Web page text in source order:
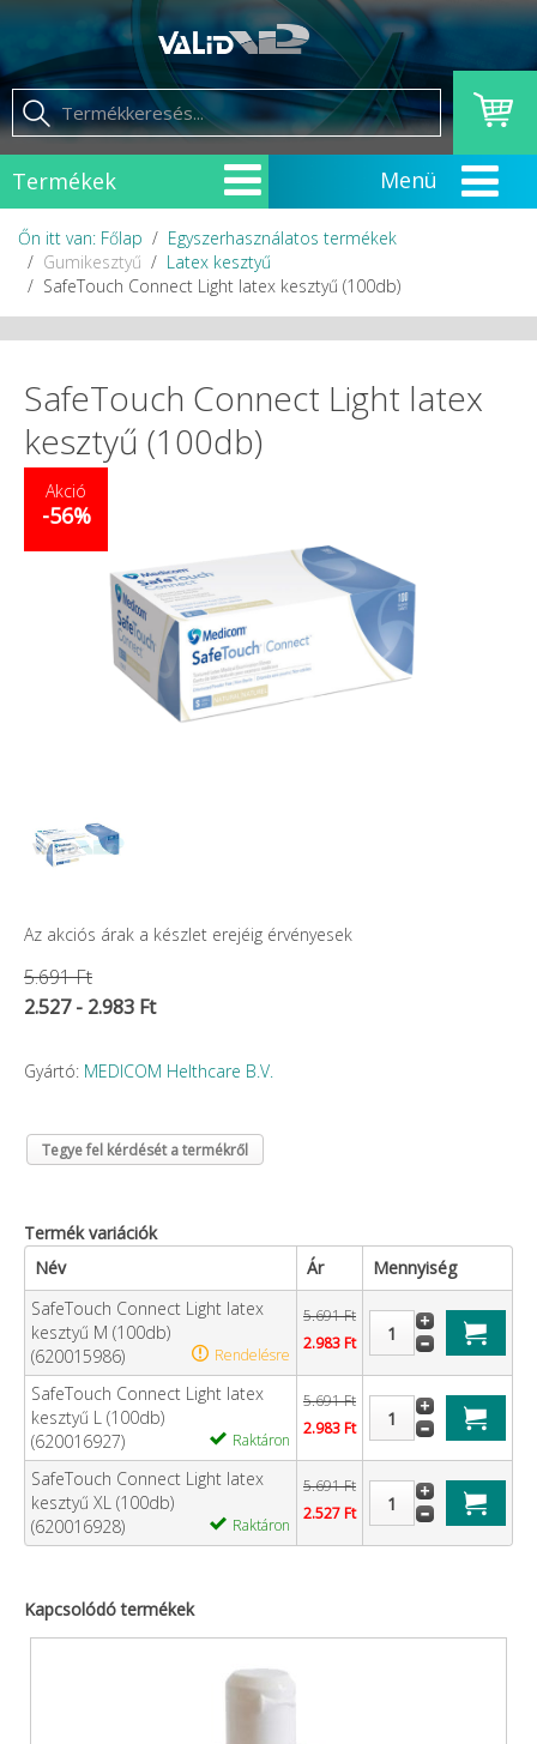
Termékek
Őn itt van: Főlap
Egyszerhasználatos termékek
Gumikesztyű
Latex kesztyű
SafeTouch Connect Light latex kesztyű (100db)
SafeTouch Connect Light latex
kesztyű (100db)
Akció
-56%
Az akciós árak a készlet erejéig érvényesek
5.691 Ft
2.527 - 2.983 Ft
Gyártó: MEDICOM Helthcare B.V.
Tegye fel kérdését a termékről
Termék variációk
Név
Ár
Mennyiség
SafeTouch Connect Light latex
kesztyű M (100db)
(620015986)
Rendelésre
5.691 Ft
2.983 Ft
SafeTouch Connect Light latex
kesztyű L (100db)
(620016927)
Raktáron
5.691 Ft
2.983 Ft
SafeTouch Connect Light latex
kesztyű XL (100db)
(620016928)
Raktáron
5.691 Ft
2.527 Ft
Kapcsolódó termékek